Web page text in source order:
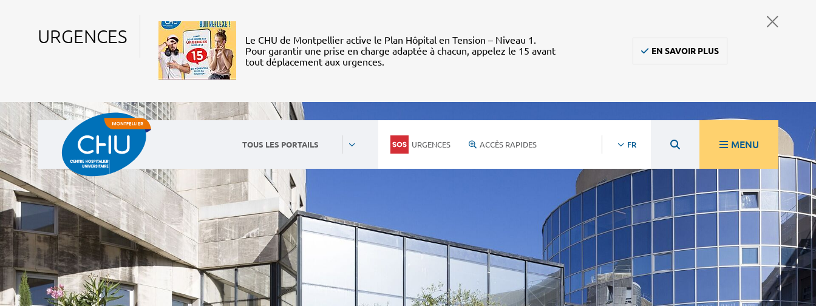
URGENCES
Le CHU de Montpellier active le Plan Hôpital en Tension – Niveau 1.
Pour garantir une prise en charge adaptée à chacun, appelez le 15 avant
tout déplacement aux urgences.
EN SAVOIR PLUS
TOUS LES PORTAILS URGENCES ACCÈS RAPIDES FR MENU